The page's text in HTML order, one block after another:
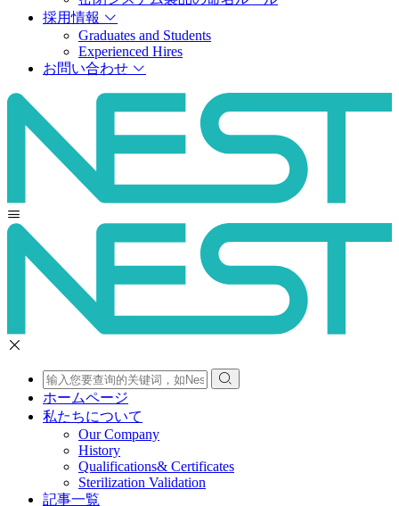
採用情報
Graduates and Students
Experienced Hires
お問い合わせ
ホームページ
私たちについて
Our Company
History
Qualifications& Certificates
Sterilization Validation
記事一覧